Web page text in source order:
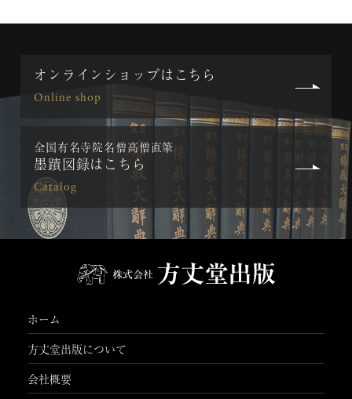
オンラインショップはこちら
Online shop
全国有名寺院名僧高僧直筆
墨蹟図録はこちら
Catalog
ホーム
方丈堂出版について
会社概要